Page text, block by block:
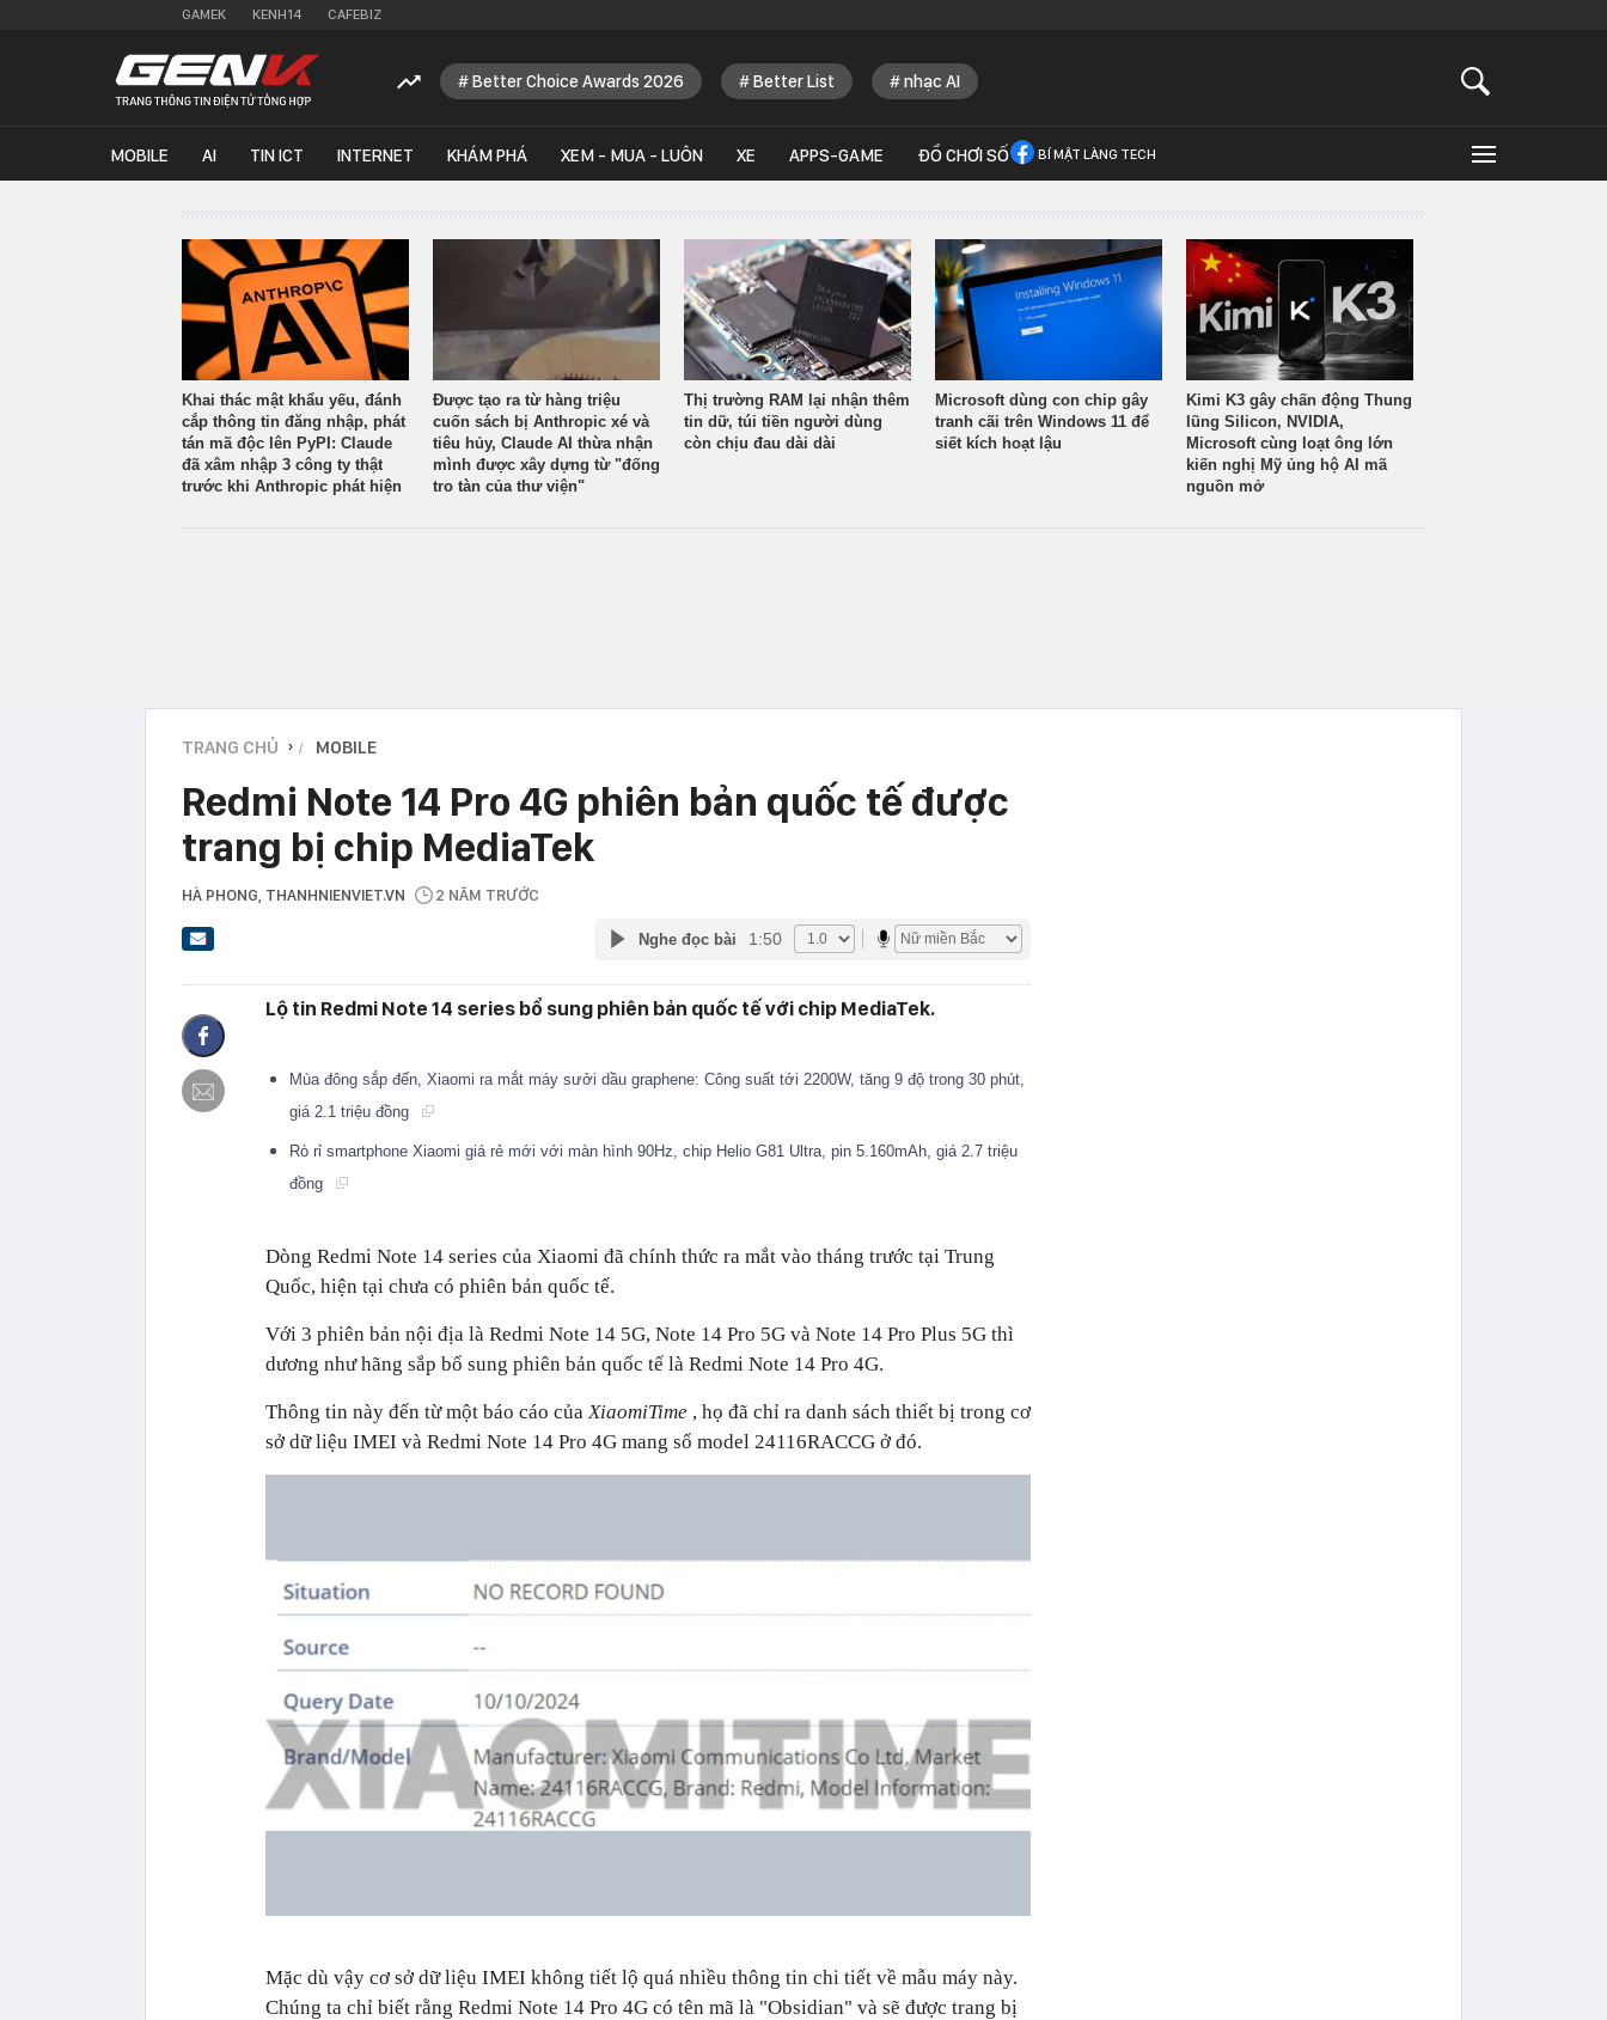
GAMEK KENH14 CAFEBIZ
Better Choice Awards 2026 Better List nhạc AI
MOBILE AI TIN ICT INTERNET KHÁM PHÁ XEM - MUA - LUÔN XE APPS-GAME ĐỒ CHƠI SỐ BÍ MẬT LÀNG TECH
Khai thác mật khẩu yếu, đánh
cắp thông tin đăng nhập, phát
tán mã độc lên PyPI: Claude
đã xâm nhập 3 công ty thật
trước khi Anthropic phát hiện
Được tạo ra từ hàng triệu
cuốn sách bị Anthropic xé và
tiêu hủy, Claude AI thừa nhận
mình được xây dựng từ "đống
tro tàn của thư viện"
Thị trường RAM lại nhận thêm
tin dữ, túi tiền người dùng
còn chịu đau dài dài
Microsoft dùng con chip gây
tranh cãi trên Windows 11 để
siết kích hoạt lậu
Kimi K3 gây chấn động Thung
lũng Silicon, NVIDIA,
Microsoft cùng loạt ông lớn
kiến nghị Mỹ ủng hộ AI mã
nguồn mở
TRANG CHỦ › MOBILE
Redmi Note 14 Pro 4G phiên bản quốc tế được
trang bị chip MediaTek
HÀ PHONG , THANHNIENVIET.VN 2 NĂM TRƯỚC
Nghe đọc bài 1:50
Lộ tin Redmi Note 14 series bổ sung phiên bản quốc tế với chip MediaTek.
Mùa đông sắp đến, Xiaomi ra mắt máy sưởi dầu graphene: Công suất tới 2200W, tăng 9 độ trong 30 phút,
giá 2.1 triệu đồng
Rò rỉ smartphone Xiaomi giá rẻ mới với màn hình 90Hz, chip Helio G81 Ultra, pin 5.160mAh, giá 2.7 triệu
đồng
Dòng Redmi Note 14 series của Xiaomi đã chính thức ra mắt vào tháng trước tại Trung
Quốc, hiện tại chưa có phiên bản quốc tế.
Với 3 phiên bản nội địa là Redmi Note 14 5G, Note 14 Pro 5G và Note 14 Pro Plus 5G thì
dương như hãng sắp bổ sung phiên bản quốc tế là Redmi Note 14 Pro 4G.
Thông tin này đến từ một báo cáo củaXiaomiTime , họ đã chỉ ra danh sách thiết bị trong cơ
sở dữ liệu IMEI và Redmi Note 14 Pro 4G mang số model 24116RACCG ở đó.
Mặc dù vậy cơ sở dữ liệu IMEI không tiết lộ quá nhiều thông tin chi tiết về mẫu máy này.
Chúng ta chỉ biết rằng Redmi Note 14 Pro 4G có tên mã là "Obsidian" và sẽ được trang bị